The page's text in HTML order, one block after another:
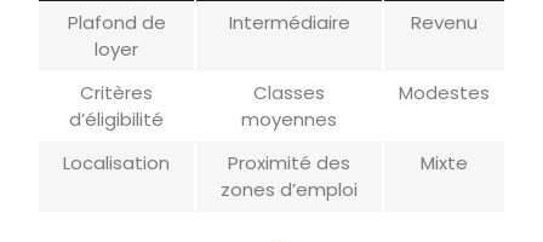
Plafond de
loyer
Intermédiaire Revenu
Critères
d’éligibilité
Classes
moyennes
Modestes
Localisation
Proximité des
zones d’emploi
Mixte